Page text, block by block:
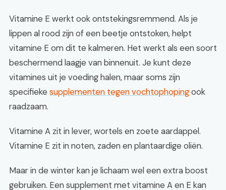
Vitamine E werkt ook ontstekingsremmend. Als je
lippen al rood zijn of een beetje ontstoken, helpt
vitamine E om dit te kalmeren. Het werkt als een soort
beschermend laagje van binnenuit. Je kunt deze
vitamines uit je voeding halen, maar soms zijn
specifieke supplementen tegen vochtophopingook
raadzaam.
Vitamine A zit in lever, wortels en zoete aardappel.
Vitamine E zit in noten, zaden en plantaardige oliën.
Maar in de winter kan je lichaam wel een extra boost
gebruiken. Een supplement met vitamine A en E kan